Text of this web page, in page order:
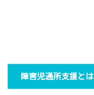
障害児通所支援とは